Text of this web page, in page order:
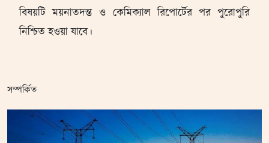
বিষয়টি ময়নাতদন্ত ও কেমিক্যাল রিপোর্টের পর পুরোপুরি
নিশ্চিত হওয়া যাবে।
সম্পর্কিত